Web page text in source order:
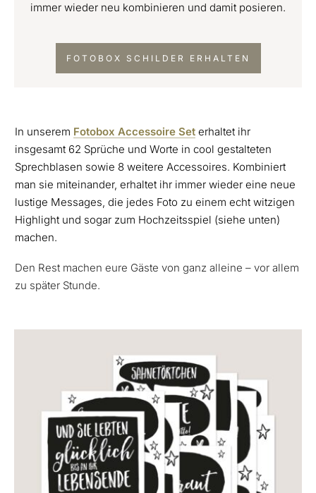
immer wieder neu kombinieren und damit posieren.
FOTOBOX SCHILDER ERHALTEN
In unserem Fotobox Accessoire Set erhaltet ihr
insgesamt 62 Sprüche und Worte in cool gestalteten
Sprechblasen sowie 8 weitere Accessoires. Kombiniert
man sie miteinander, erhaltet ihr immer wieder eine neue
lustige Messages, die jedes Foto zu einem echt witzigen
Highlight und sogar zum Hochzeitsspiel (siehe unten)
machen.
Den Rest machen eure Gäste von ganz alleine – vor allem
zu später Stunde.